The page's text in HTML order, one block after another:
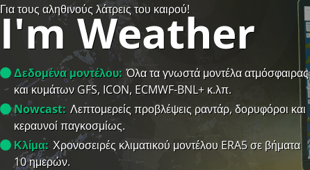
Για τους αληθινούς λάτρεις του καιρού!
I'm Weather
Δεδομένα μοντέλου: Όλα τα γνωστά μοντέλα ατμόσφαιρας
και κυμάτων GFS, ICON, ECMWF-BNL+ κ.λπ.
Nowcast: Λεπτομερείς προβλέψεις ραντάρ, δορυφόροι και
κεραυνοί παγκοσμίως.
Κλίμα: Χρονοσειρές κλιματικού μοντέλου ERA5 σε βήματα
10 ημερών.